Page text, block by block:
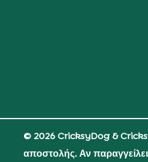
© 2026 CricksyDog &
αποστολής. Αν